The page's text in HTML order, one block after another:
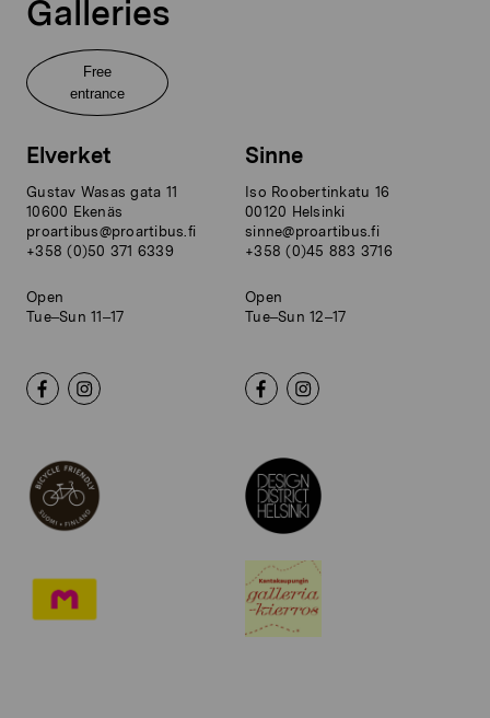
Galleries
Free
entrance
Elverket
Gustav Wasas gata 11
10600 Ekenäs
proartibus@proartibus.fi
+358 (0)50 371 6339
Open
Tue–Sun 11–17
Sinne
Iso Roobertinkatu 16
00120 Helsinki
sinne@proartibus.fi
+358 (0)45 883 3716
Open
Tue–Sun 12–17